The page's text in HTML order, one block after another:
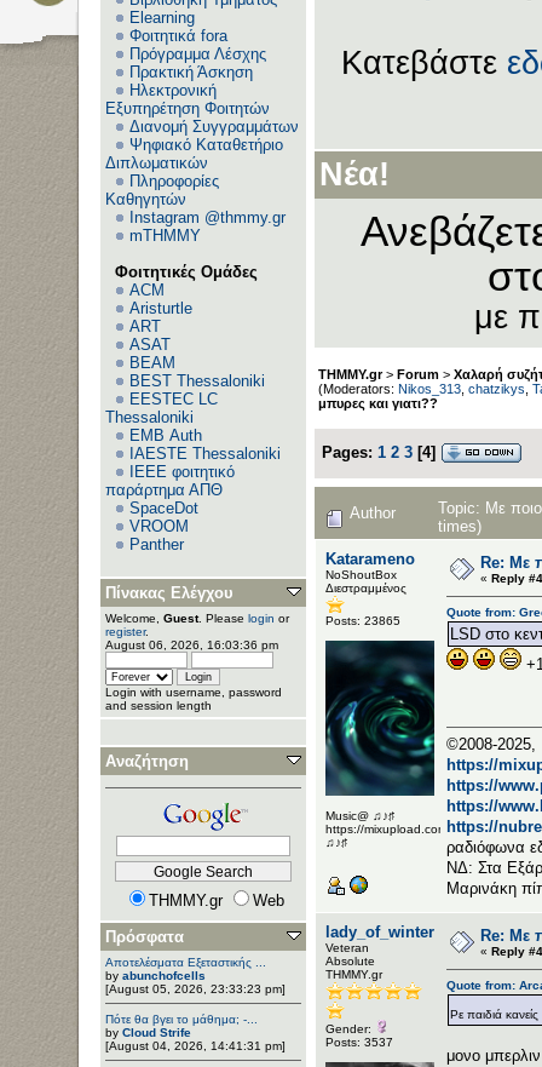
Elearning
Φοιτητικά fora
Πρόγραμμα Λέσχης
Πρακτική Άσκηση
Ηλεκτρονική
Εξυπηρέτηση Φοιτητών
Διανομή Συγγραμμάτων
Ψηφιακό Καταθετήριο
Διπλωματικών
Πληροφορίες
Καθηγητών
Instagram @thmmy.gr
mTHMMY
Φοιτητικές Ομάδες
ACM
Aristurtle
ART
ASAT
BEAM
BEST Thessaloniki
EESTEC LC
Thessaloniki
EΜΒ Auth
IAESTE Thessaloniki
IEEE φοιτητικό
παράρτημα ΑΠΘ
SpaceDot
VROOM
Panther
Πίνακας Ελέγχου
Welcome, Guest. Please login or
register.
August 06, 2026, 16:03:36 pm
Login with username, password
and session length
Αναζήτηση
THMMY.gr
Web
Πρόσφατα
Αποτελέσματα Εξεταστικής ...
by abunchofcells
[August 05, 2026, 23:33:23 pm]
Πότε θα βγει το μάθημα; -...
by Cloud Strife
[August 04, 2026, 14:41:31 pm]
Κατεβάστε
Νέα!
με
THMMY.gr> Forum > Χαλαρή
(Moderators: Nikos_313, chatzikys,
μπυρες και γιατι??
Pages: 1 2 3 [4]
Author
Topic: Με
times)
Katarameno
NoShoutBox
Διεστραμμένος
Posts: 23865
Music@ ♫♪♯
https://mixupload.com/u/Katarameno/
♫♪♯
Re: Με
« Reply
Quote from:
LSD στο
©2008-2025,
https://
https://
https://
https://
ραδιόφωνα
ΝΔ: Στα
Μαρινάκη
lady_of_winter
Veteran
Αbsolute
ΤΗΜΜΥ.gr
Gender:
Posts: 3537
Re: Με
« Reply
Quote from:
Ρε παιδιά
μονο